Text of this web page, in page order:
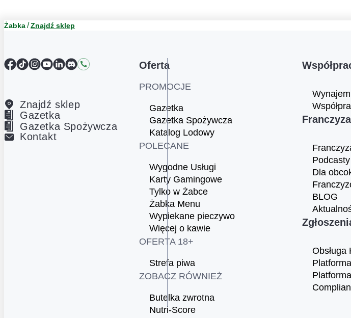
Żabka Znajdź sklep
Facebook
TikTokInstagram
YouTube
LinkedIn
DiscordKontakt
Znajdź sklep
Gazetka
Gazetka Spożywcza
Kontakt
Oferta
PROMOCJE
Gazetka
Gazetka Spożywcza
Katalog Lodowy
POLECANE
Wygodne Usługi
Karty Gamingowe
Tylko w Żabce
Żabka Menu
Wypiekane pieczywo
Więcej o kawie
OFERTA 18+
Strefa piwa
ZOBACZ RÓWNIEŻ
Butelka zwrotna
Nutri-Score
Franczyza
Podcasty
Dla
BLOG
Obsługa